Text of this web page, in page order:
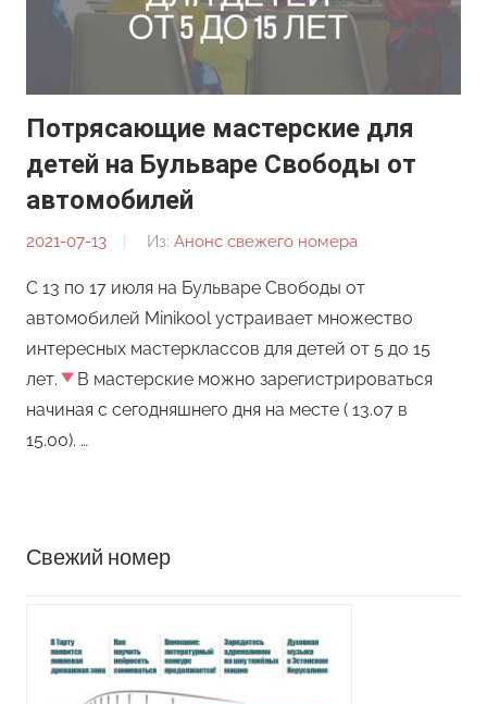
Потрясающие мастерские для
детей на Бульваре Свободы от
автомобилей
2021-07-13
От:
Из: Анонс свежего номера
С 13 по 17 июля на Бульваре Свободы от
автомобилей Minikool устраивает множество
интересных мастерклассов для детей от 5 до 15
лет.
В мастерские можно зарегистрироваться
начиная с сегодняшнего дня на месте ( 13.07 в
15.00). …
Свежий номер